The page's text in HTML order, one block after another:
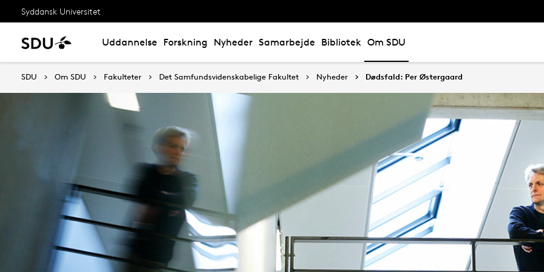
Syddansk Universitet
Uddannelse Forskning Nyheder Samarbejde Bibliotek Om SDU
SDU Om SDU Fakulteter Det Samfundsvidenskabelige Fakultet Nyheder Dødsfald: Per Østergaard